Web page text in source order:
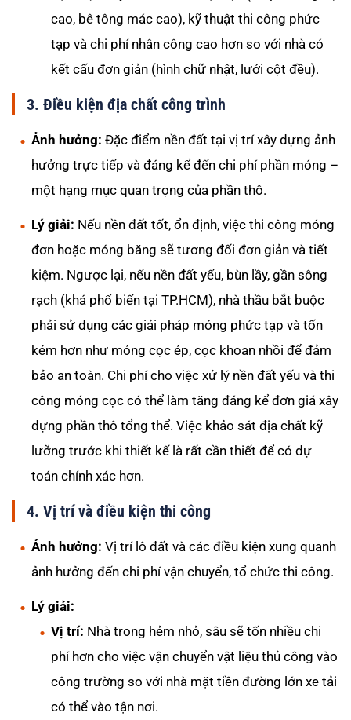
cao, bê tông mác cao), kỹ thuật thi công phức
tạp và chi phí nhân công cao hơn so với nhà có
kết cấu đơn giản (hình chữ nhật, lưới cột đều).
3. Điều kiện địa chất công trình
Ảnh hưởng: Đặc điểm nền đất tại vị trí xây dựng ảnh
hưởng trực tiếp và đáng kể đến chi phí phần móng –
một hạng mục quan trọng của phần thô.
Lý giải: Nếu nền đất tốt, ổn định, việc thi công móng
đơn hoặc móng băng sẽ tương đối đơn giản và tiết
kiệm. Ngược lại, nếu nền đất yếu, bùn lầy, gần sông
rạch (khá phổ biến tại TP.HCM), nhà thầu bắt buộc
phải sử dụng các giải pháp móng phức tạp và tốn
kém hơn như móng cọc ép, cọc khoan nhồi để đảm
bảo an toàn. Chi phí cho việc xử lý nền đất yếu và thi
công móng cọc có thể làm tăng đáng kể đơn giá xây
dựng phần thô tổng thể. Việc khảo sát địa chất kỹ
lưỡng trước khi thiết kế là rất cần thiết để có dự
toán chính xác hơn.
4. Vị trí và điều kiện thi công
Ảnh hưởng: Vị trí lô đất và các điều kiện xung quanh
ảnh hưởng đến chi phí vận chuyển, tổ chức thi công.
Lý giải:
Vị trí: Nhà trong hẻm nhỏ, sâu sẽ tốn nhiều chi
phí hơn cho việc vận chuyển vật liệu thủ công vào
công trường so với nhà mặt tiền đường lớn xe tải
có thể vào tận nơi.